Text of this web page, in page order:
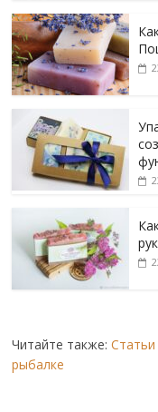
Читайте также:
рыбалке